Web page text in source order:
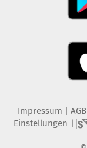
Impressum | AGB
Einstellungen |